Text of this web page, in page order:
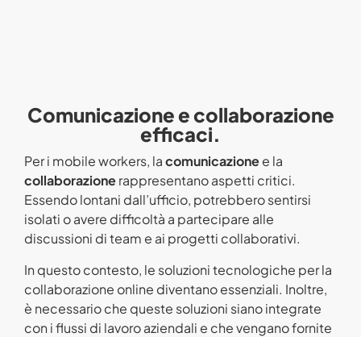
Comunicazione e collaborazione
efficaci.
Per i mobile workers, lacomunicazionee la
collaborazionerappresentano aspetti critici.
Essendo lontani dall’ufficio, potrebbero sentirsi
isolati o avere difficoltà a partecipare alle
discussioni di team e ai progetti collaborativi.
In questo contesto, le soluzioni tecnologiche per la
collaborazione online diventano essenziali. Inoltre,
è necessario che queste soluzioni sianointegrate
con i flussi di lavoro aziendali e che vengano fornite